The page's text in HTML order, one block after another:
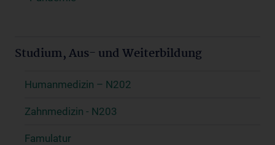
Studium, Aus- und Weiterbildung
Humanmedizin – N202
Zahnmedizin - N203
Famulatur